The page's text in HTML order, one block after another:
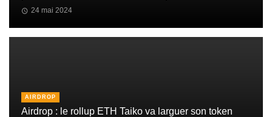
24 mai 2024
AIRDROP
Airdrop : le rollup ETH Taiko va larguer son token